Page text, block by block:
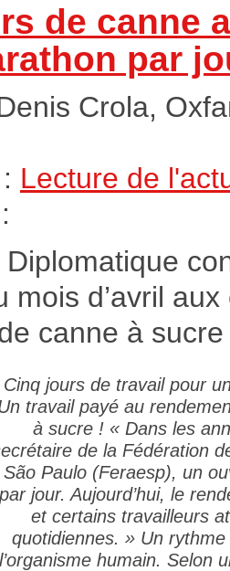
de canne
par
Crola,
Lecture de
mois d’avril
canne à
Cinq jours de travail pour
travail payé au
à sucre ! « Dans les
de la Fédération
São Paulo (Feraesp), un
par jour. Aujourd’hui, le
et certains travailleurs
quotidiennes. » Un
l’organisme humain. Selon